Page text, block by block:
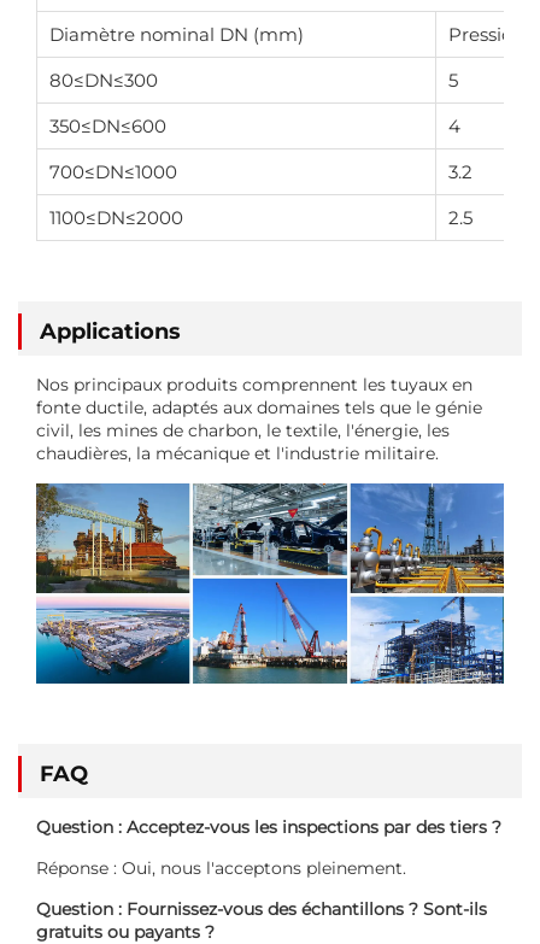
Diamètre nominal DN (mm)
Pression
80≤DN≤300
5
350≤DN≤600
4
700≤DN≤1000
3.2
1100≤DN≤2000
2.5
Applications
Nos principaux produits comprennent les tuyaux en
fonte ductile, adaptés aux domaines tels que le génie
civil, les mines de charbon, le textile, l'énergie, les
chaudières, la mécanique et l'industrie militaire.
FAQ
Question : Acceptez-vous les inspections par des tiers ?
Réponse : Oui, nous l'acceptons pleinement.
Question : Fournissez-vous des échantillons ? Sont-ils
gratuits ou payants ?